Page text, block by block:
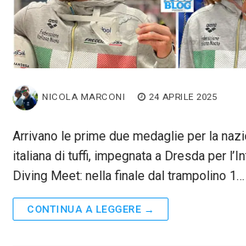
NICOLA MARCONI 24 APRILE 2025
Arrivano le prime due medaglie per la
italiana di tuffi, impegnata a Dresda per
Diving Meet: nella finale dal trampolino 1…
CONTINUA A LEGGERE →